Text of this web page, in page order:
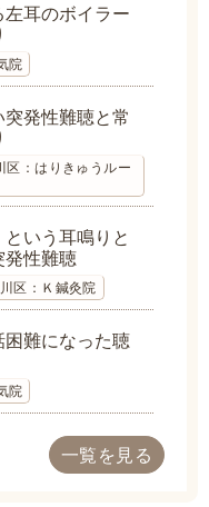
耳のボイラー
院
発性難聴と常
区：はりきゅうルー
という耳鳴りと
性難聴
区：Ｋ鍼灸院
難になった聴
院
一覧を見る